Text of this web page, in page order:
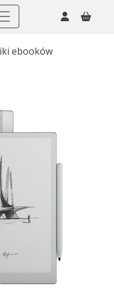
ebooków